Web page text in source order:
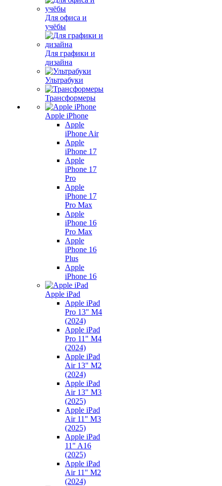
Для офиса и
учёбы
Для графики и
дизайна
Ультрабуки
Трансформеры
Apple iPhone
Apple
iPhone Air
Apple
iPhone 17
Apple
iPhone 17
Pro
Apple
iPhone 17
Pro Max
Apple
iPhone 16
Pro Max
Apple
iPhone 16
Plus
Apple
iPhone 16
Apple iPad
Apple iPad
Pro 13" M4
(2024)
Apple iPad
Pro 11" M4
(2024)
Apple iPad
Air 13" M2
(2024)
Apple iPad
Air 13" M3
(2025)
Apple iPad
Air 11" M3
(2025)
Apple iPad
11" A16
(2025)
Apple iPad
Air 11" M2
(2024)